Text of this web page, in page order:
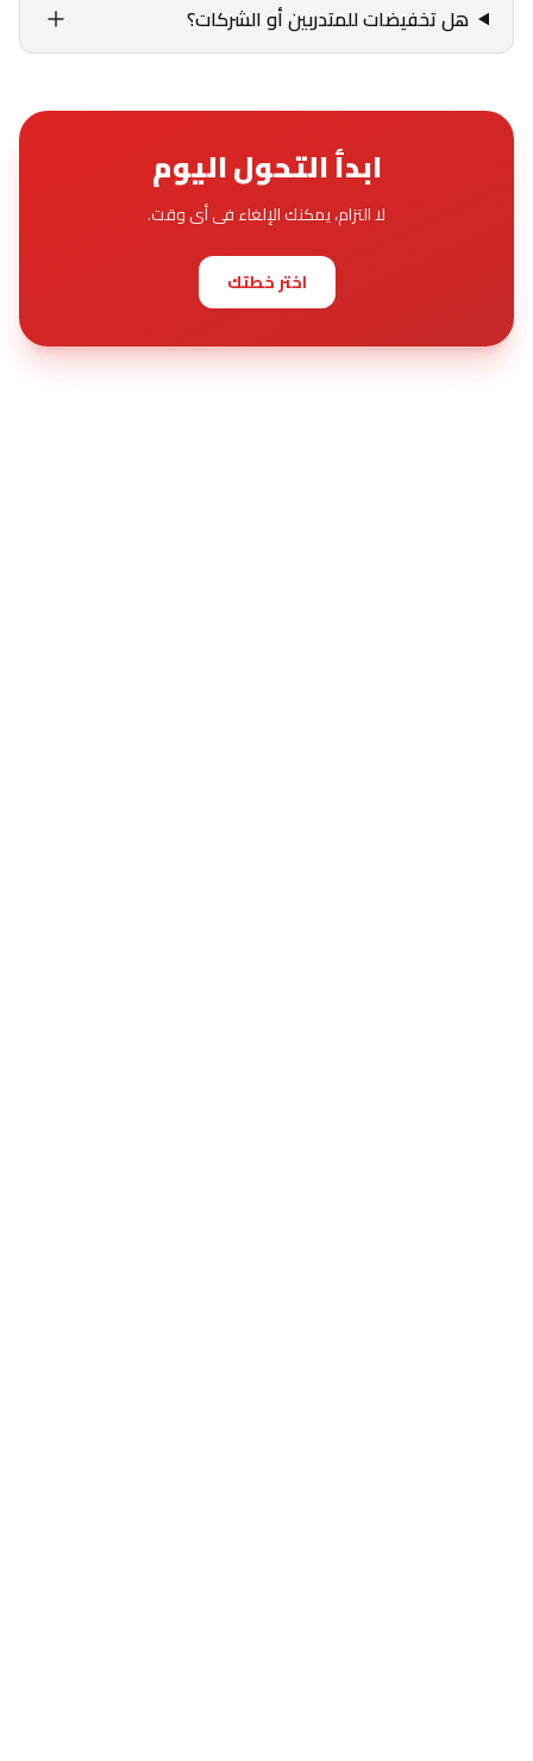
هل تخفيضات للمتدربين أو الشركات؟
ابدأ التحول اليوم
لا التزام، يمكنك الإلغاء فى أى وقت.
اختر خطتك